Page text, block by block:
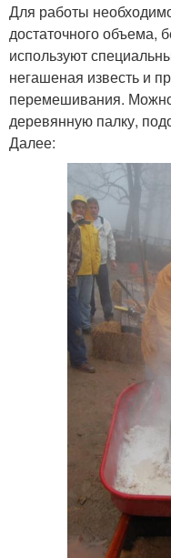
Для работы
достаточного объема,
используют
негашеная известь и
перемешивания.
деревянную палку,
Далее: